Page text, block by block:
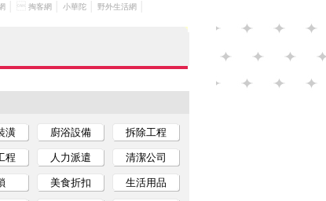
│  掏客網 小華陀 野外生活網
潢 廚浴設備 拆除工程
程 人力派遣 清潔公司
美食折扣 生活用品